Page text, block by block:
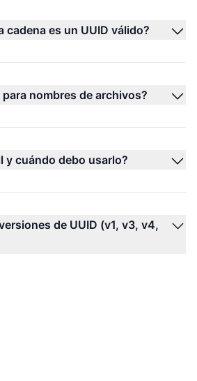
cadena es un UUID válido?
nombres de archivos?
y cuándo debo usarlo?
de UUID (v1, v3, v4,